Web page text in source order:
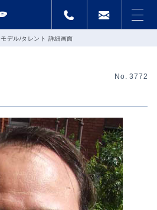
モデル/タレント 詳細画面
No. 3772